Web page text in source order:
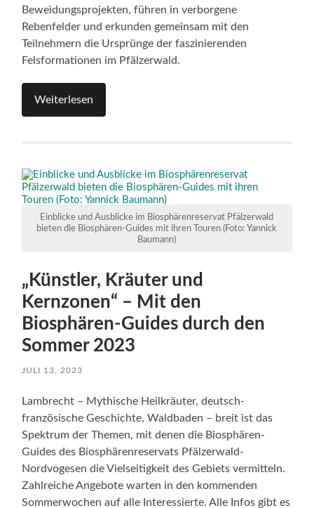
Beweidungsprojekten, führen in verborgene
Rebenfelder und erkunden gemeinsam mit den
Teilnehmern die Ursprünge der faszinierenden
Felsformationen im Pfälzerwald.
Weiterlesen
Einblicke und Ausblicke im Biosphärenreservat Pfälzerwald
bieten die Biosphären-Guides mit ihren Touren (Foto: Yannick
Baumann)
„Künstler, Kräuter und
Kernzonen“ – Mit den
Biosphären-Guides durch den
Sommer 2023
JULI 13, 2023
Lambrecht – Mythische Heilkräuter, deutsch-
französische Geschichte, Waldbaden – breit ist das
Spektrum der Themen, mit denen die Biosphären-
Guides des Biosphärenreservats Pfälzerwald-
Nordvogesen die Vielseitigkeit des Gebiets vermitteln.
Zahlreiche Angebote warten in den kommenden
Sommerwochen auf alle Interessierte. Alle Infos gibt es